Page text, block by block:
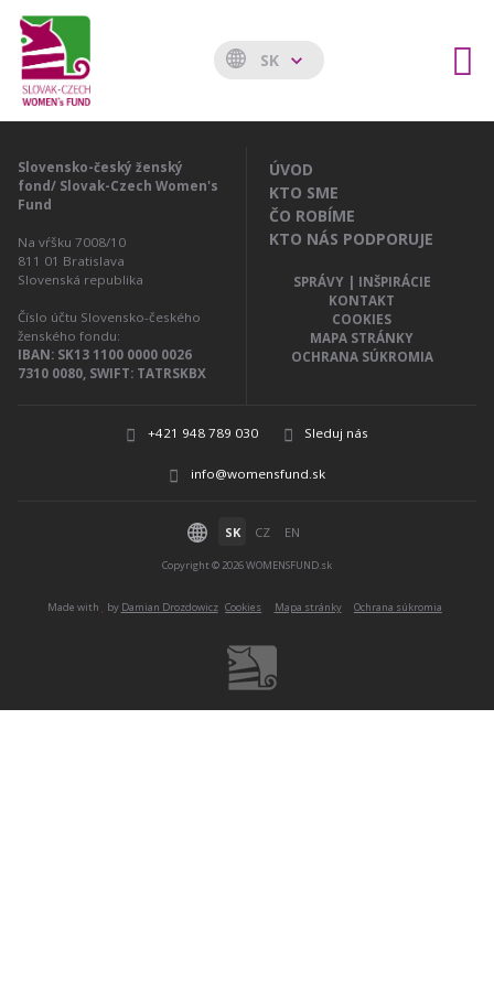
SK
Slovensko-český ženský
fond/ Slovak-Czech Women's
Fund
Na vŕšku 7008/10
811 01 Bratislava
Slovenská republika
Číslo účtu Slovensko-českého
ženského fondu:
IBAN: SK13 1100 0000 0026
7310 0080, SWIFT: TATRSKBX
ÚVOD
KTO SME
ČO ROBÍME
KTO NÁS PODPORUJE
SPRÁVY | INŠPIRÁCIE
KONTAKT
COOKIES
MAPA STRÁNKY
OCHRANA SÚKROMIA
+421 948 789 030 Sleduj nás
info@womensfund.sk
SK CZ EN
Copyright © 2026 WOMENSFUND.sk
Made with by Damian Drozdowicz Cookies Mapa stránky Ochrana súkromia